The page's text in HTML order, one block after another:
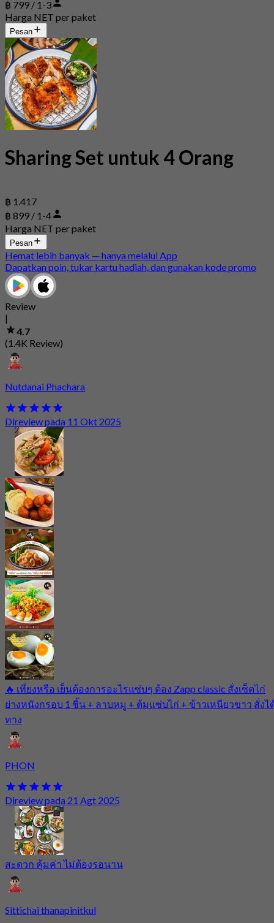
฿ 799 / 1-3
Harga NET per paket
Pesan
Sharing Set untuk 4 Orang
฿ 1.417
฿ 899 / 1-4
Harga NET per paket
Pesan
Hemat lebih banyak — hanya melalui App
Dapatkan poin, tukar kartu hadiah, dan gunakan kode promo
Review
|
4.7
(1.4K Review)
Nutdanai Phachara
Direview pada 11 Okt 2025
🔥 เที่ยงหรือ เย็นต้องการอะไรแซ่บๆ ต้อง Zapp classic สั่งเซ็ตไก่
ย่างหนังกรอบ 1 ชิ้น + ลาบหมู + ต้มแซ่บไก่ + ข้าวเหนียวขาว สั่งไ
ทาง
PHON
Direview pada 21 Agt 2025
สะดวก คุ้มค่า ไม่ต้องรอนาน
Sittichai thanapinitkul